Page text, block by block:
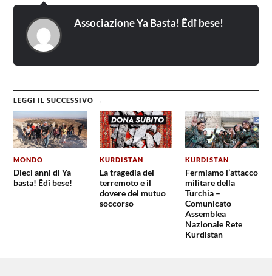
Associazione Ya Basta! Êdî bese!
LEGGI IL SUCCESSIVO →
MONDO
Dieci anni di Ya
basta! Êdî bese!
KURDISTAN
La tragedia del
terremoto e il
dovere del mutuo
soccorso
KURDISTAN
Fermiamo l’attacco
militare della
Turchia –
Comunicato
Assemblea
Nazionale Rete
Kurdistan